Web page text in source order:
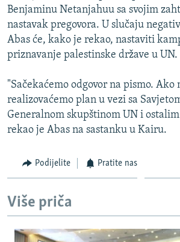
SPECIJALI RSE
VIŠE OD NASLOVA
GENOCID U SREBRENICI
POPLAVE I KLIZIŠTA U BIH 2024.
TV LIBERTY
POST SCRIPTUM
TRI DECENIJE OD RATA U BIH
NASTANAK I RASPAD JUGOSLAVIJE
PRATITE NAS
Sve RFE/RL stranice
Benjaminu Netanjahuu sa svojim
nastavak pregovora. U slučaju
Abas će, kako je rekao, nastaviti
priznavanje palestinske države u UN.
"Sačekaćemo odgovor na pismo. Ako
realizovaćemo plan u vezi sa
Generalnom skupštinom UN i
rekao je Abas na sastanku u Kairu.
Podijelite Pratite nas
Više priča